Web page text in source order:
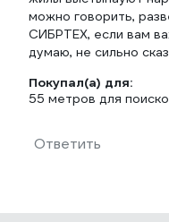
можно говорить,
СИБРТЕХ, если вам
думаю, не сильно
Покупал(а) для:
55 метров для
Ответить